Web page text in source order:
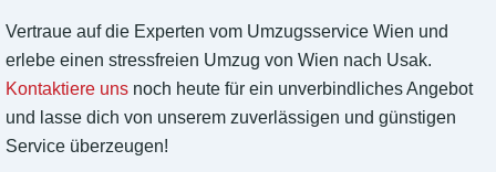
Vertraue auf die Experten vom Umzugsservice Wien und
erlebe einen stressfreien Umzug von Wien nach Usak.
Kontaktiere uns noch heute für ein unverbindliches Angebot
und lasse dich von unserem zuverlässigen und günstigen
Service überzeugen!